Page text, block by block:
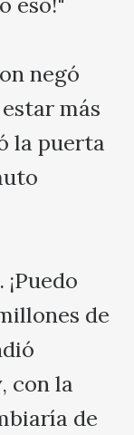
negó
más
la puerta
de
con la
de